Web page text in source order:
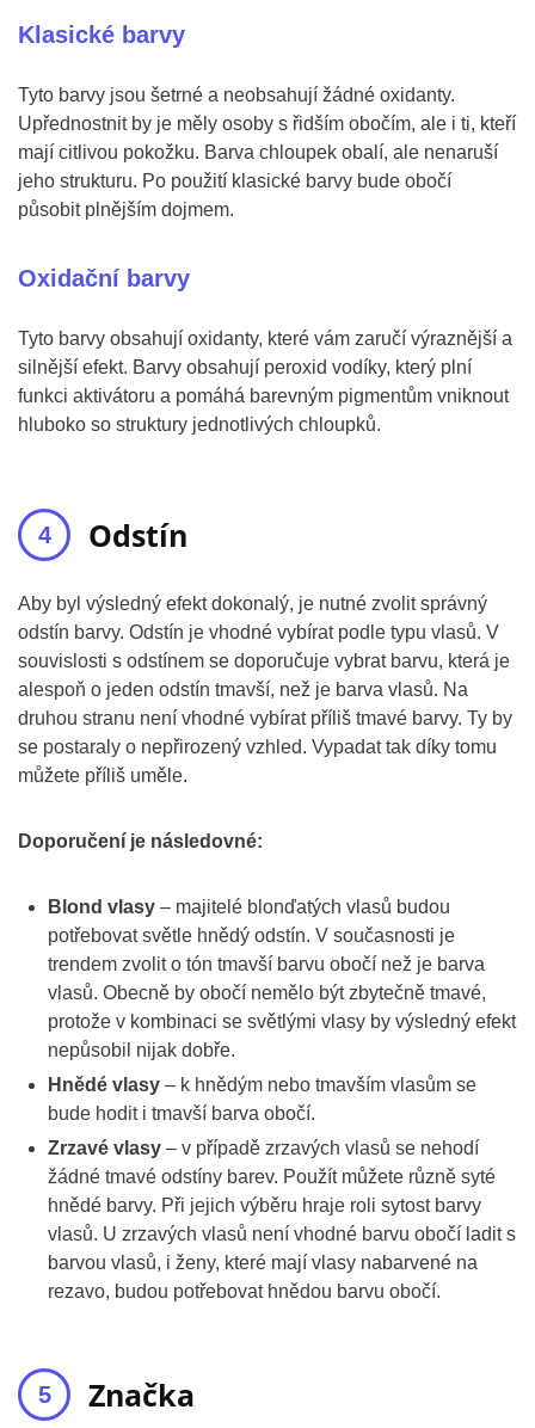
Klasické barvy
Tyto barvy jsou šetrné a neobsahují žádné oxidanty.
Upřednostnit by je měly osoby s řidším obočím, ale i ti, kteří
mají citlivou pokožku. Barva chloupek obalí, ale nenaruší
jeho strukturu. Po použití klasické barvy bude obočí
působit plnějším dojmem.
Oxidační barvy
Tyto barvy obsahují oxidanty, které vám zaručí výraznější a
silnější efekt. Barvy obsahují peroxid vodíky, který plní
funkci aktivátoru a pomáhá barevným pigmentům vniknout
hluboko so struktury jednotlivých chloupků.
Odstín
Aby byl výsledný efekt dokonalý, je nutné zvolit správný
odstín barvy. Odstín je vhodné vybírat podle typu vlasů. V
souvislosti s odstínem se doporučuje vybrat barvu, která je
alespoň o jeden odstín tmavší, než je barva vlasů. Na
druhou stranu není vhodné vybírat příliš tmavé barvy. Ty by
se postaraly o nepřirozený vzhled. Vypadat tak díky tomu
můžete příliš uměle.
Doporučení je následovné:
Blond vlasy – majitelé blonďatých vlasů budou
potřebovat světle hnědý odstín. V současnosti je
trendem zvolit o tón tmavší barvu obočí než je barva
vlasů. Obecně by obočí nemělo být zbytečně tmavé,
protože v kombinaci se světlými vlasy by výsledný efekt
nepůsobil nijak dobře.
Hnědé vlasy – k hnědým nebo tmavším vlasům se
bude hodit i tmavší barva obočí.
Zrzavé vlasy – v případě zrzavých vlasů se nehodí
žádné tmavé odstíny barev. Použít můžete různě syté
hnědé barvy. Při jejich výběru hraje roli sytost barvy
vlasů. U zrzavých vlasů není vhodné barvu obočí ladit s
barvou vlasů, i ženy, které mají vlasy nabarvené na
rezavo, budou potřebovat hnědou barvu obočí.
Značka